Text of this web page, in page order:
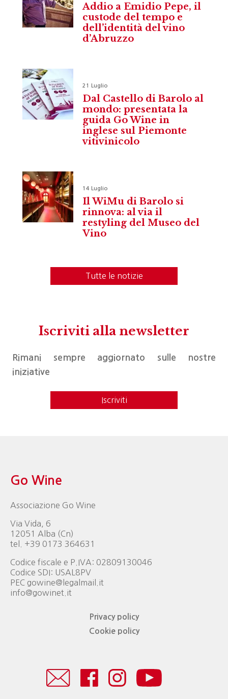
Addio a Emidio Pepe, il
custode del tempo e
dell’identità del vino
d’Abruzzo
21 Luglio
Dal Castello di Barolo al
mondo: presentata la
guida Go Wine in
inglese sul Piemonte
vitivinicolo
14 Luglio
Il WiMu di Barolo si
rinnova: al via il
restyling del Museo del
Vino
Tutte le notizie
Iscriviti alla newsletter
Rimani sempre aggiornato sulle nostre
iniziative
Iscriviti
Go Wine
Associazione Go Wine
Via Vida, 6
12051 Alba (Cn)
tel. +39 0173 364631
Codice fiscale e P.IVA: 02809130046
Codice SDI: USAL8PV
PEC gowine@legalmail.it
info@gowinet.it
Privacy policy
Cookie policy